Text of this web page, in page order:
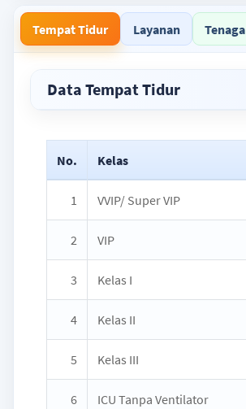
Tempat Tidur Layanan Tenaga
Data Tempat Tidur
No. Kelas
1 VVIP/ Super VIP
2 VIP
3 Kelas I
4 Kelas II
5 Kelas III
6 ICU Tanpa Ventilator